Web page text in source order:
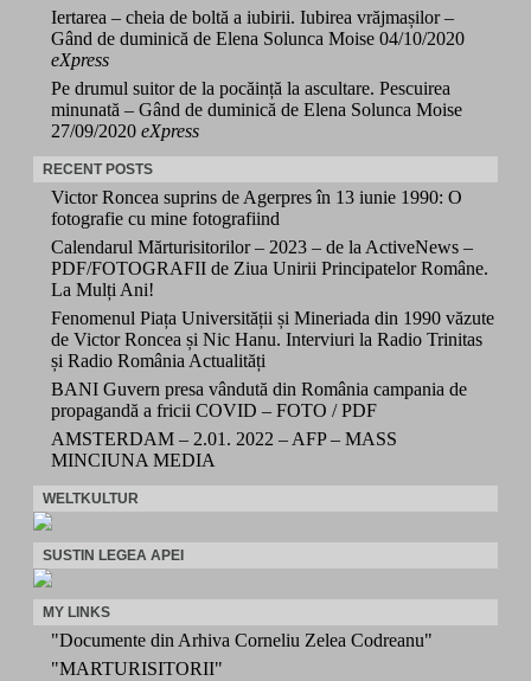
Iertarea – cheia de boltă a iubirii. Iubirea vrăjmașilor –
Gând de duminică de Elena Solunca Moise 04/10/2020
eXpress
Pe drumul suitor de la pocăință la ascultare. Pescuirea
minunată – Gând de duminică de Elena Solunca Moise
27/09/2020 eXpress
RECENT POSTS
Victor Roncea suprins de Agerpres în 13 iunie 1990: O
fotografie cu mine fotografiind
Calendarul Mărturisitorilor – 2023 – de la ActiveNews –
PDF/FOTOGRAFII de Ziua Unirii Principatelor Române.
La Mulți Ani!
Fenomenul Piața Universității și Mineriada din 1990 văzute
de Victor Roncea și Nic Hanu. Interviuri la Radio Trinitas
și Radio România Actualități
BANI Guvern presa vândută din România campania de
propagandă a fricii COVID – FOTO / PDF
AMSTERDAM – 2.01. 2022 – AFP – MASS
MINCIUNA MEDIA
WELTKULTUR
SUSTIN LEGEA APEI
MY LINKS
"Documente din Arhiva Corneliu Zelea Codreanu"
"MARTURISITORII"